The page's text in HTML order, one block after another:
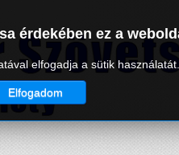
érdekében ez a
elfogadja a sütik használatát.
Elfogadom